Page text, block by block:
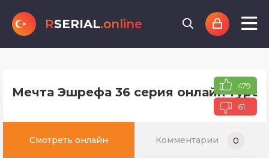
RSERIAL.online
Мечта Эшрефа 36 серия онлайн 479
61
Смотреть онлайн Комментарии 0